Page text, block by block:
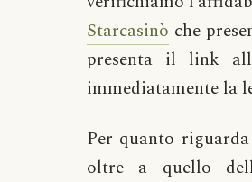
Starcasinò che
presenta il link
immediatamente la
Per quanto
oltre a quello